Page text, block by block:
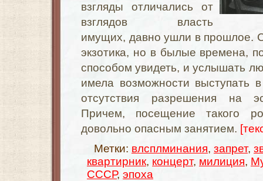
взгляды отличались от
взглядов власть
имущих, давно ушли в прошлое.
экзотика, но в былые времена,
способом увидеть, и услышать
имела возможности выступать
отсутствия разрешения на
Причем, посещение такого
довольно опасным занятием.
Метки: влсплминания, запрет,
квартирник, концерт, милиция,
СССР, эпоха